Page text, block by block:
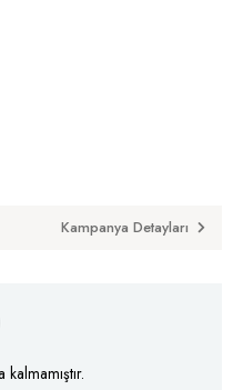
Kampanya Detayları
kalmamıştır.